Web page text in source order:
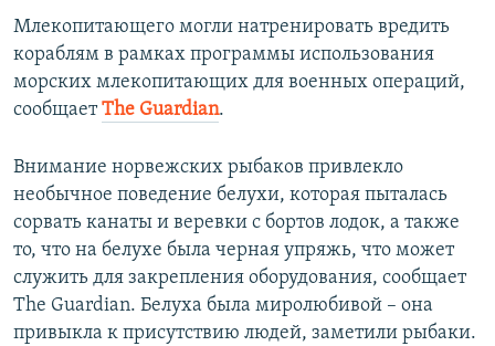
Млекопитающего могли натренировать вредить
кораблям в рамках программы использования
морских млекопитающих для военных операций,
сообщаетThe Guardian.
Внимание норвежских рыбаков привлекло
необычное поведение белухи, которая пыталась
сорвать канаты и веревки с бортов лодок, а также
то, что на белухе была черная упряжь, что может
служить для закрепления оборудования, сообщает
The Guardian. Белуха была миролюбивой – она
привыкла к присутствию людей, заметили рыбаки.